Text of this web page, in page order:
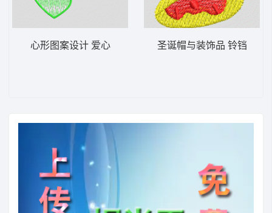
心形图案设计 爱心 圣诞帽与装饰品 铃铛